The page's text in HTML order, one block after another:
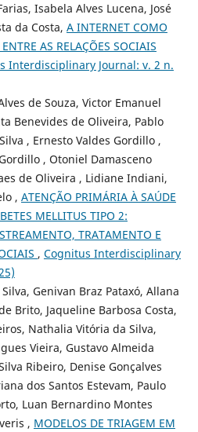
Isabela Alves Lucena, José
da Costa, A INTERNET COMO
AS RELAÇÕES SOCIAIS
Interdisciplinary Journal: v. 2 n.
de Souza, Victor Emanuel
Benevides de Oliveira, Pablo
, Ernesto Valdes Gordillo ,
, Otoniel Damasceno
de Oliveira , Lidiane Indiani,
, ATENÇÃO PRIMÁRIA À SAÚDE
MELLITUS TIPO 2:
TRATAMENTO E
, Cognitus Interdisciplinary
Genivan Braz Pataxó, Allana
Brito, Jaqueline Barbosa Costa,
Nathalia Vitória da Silva,
Vieira, Gustavo Almeida
Ribeiro, Denise Gonçalves
dos Santos Estevam, Paulo
Luan Bernardino Montes
, MODELOS DE TRIAGEM EM